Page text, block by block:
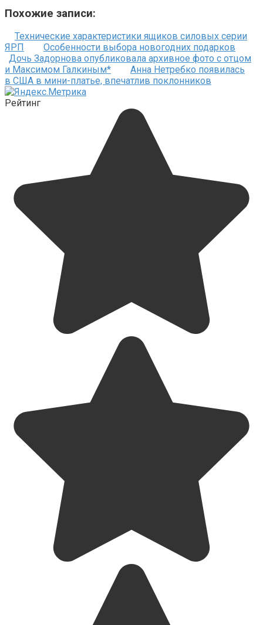
Похожие записи:
Технические характеристики ящиков силовых серии
ЯРП
Особенности выбора новогодних подарков
Дочь Задорнова опубликовала архивное фото с отцом
и Максимом Галкиным*
Анна Нетребко появилась
в США в мини-платье, впечатлив поклонников
Рейтинг